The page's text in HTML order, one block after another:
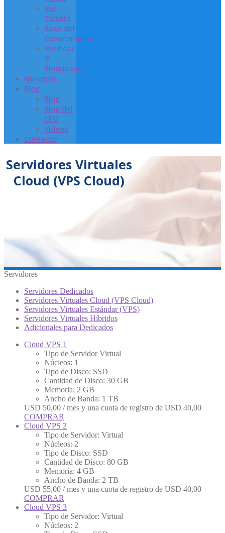
Ver
Tickets
Base del
Conocimiento
Verificar
IP
Bloqueada
Nosotros
Blog
Blog
Blog del
CEO
Videos
Contacto
Servidores Virtuales
Cloud (VPS Cloud)
Servidores
Servidores Dedicados
Servidores Virtuales Cloud (VPS Cloud)
Servidores Virtuales Estándar (VPS)
Servidores Virtuales Híbridos
Adicionales para Dedicados
Cloud VPS 1
Tipo de Servidor Virtual
Núcleos: 1
Tipo de Disco: SSD
Cantidad de Disco: 30 GB
Memoria: 2 GB
Ancho de Banda: 1 TB
USD 50,00 / mes y una cuota de registro de USD 40,00
COMPRAR
Cloud VPS 2
Tipo de Servidor: Virtual
Núcleos: 2
Tipo de Disco: SSD
Cantidad de Disco: 80 GB
Memoria: 4 GB
Ancho de Banda: 2 TB
USD 55,00 / mes y una cuota de registro de USD 40,00
COMPRAR
Cloud VPS 3
Tipo de Servidor: Virtual
Núcleos: 2